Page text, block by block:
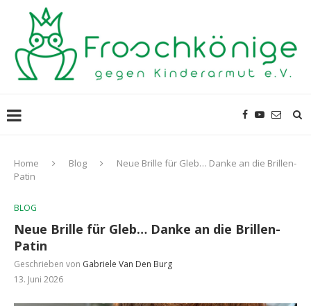
Home Blog
Neue Brille für Gleb… Danke an die Brillen-
Patin
BLOG
Neue Brille für Gleb… Danke an die Brillen-
Patin
Geschrieben von Gabriele Van Den Burg
13. Juni 2026